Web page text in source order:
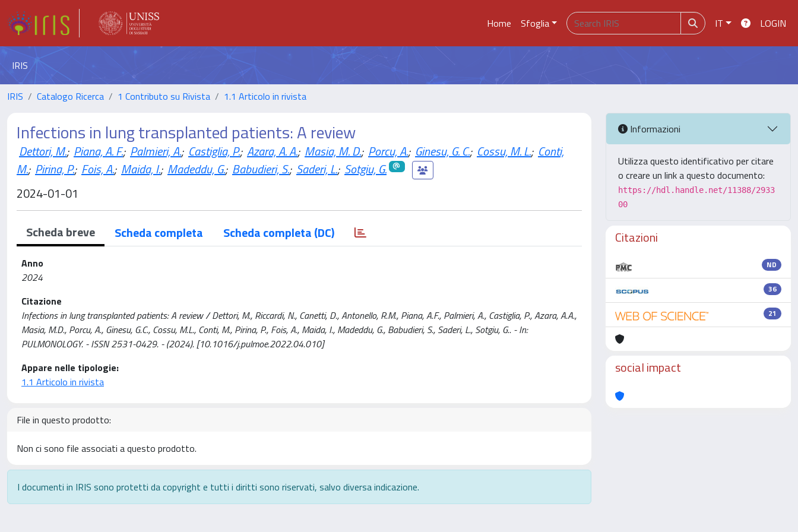
Home Sfoglia IT LOGIN
IRIS
IRIS Catalogo Ricerca 1 Contributo su Rivista 1.1 Articolo in rivista
Infections in lung transplanted patients: A review
Dettori, M.; Piana, A. F.; Palmieri, A.; Castiglia, P.; Azara, A. A.; Masia, M. D.; Porcu, A.; Ginesu, G. C.; Cossu, M. L.; Conti,
M.; Pirina, P.; Fois, A.; Maida, I.; Madeddu, G.; Babudieri, S.; Saderi, L.; Sotgiu, G.
2024-01-01
Scheda breve Scheda completa Scheda completa (DC)
Anno
2024
Citazione
Infections in lung transplanted patients: A review / Dettori, M., Riccardi, N., Canetti, D., Antonello, R.M., Piana, A.F., Palmieri, A., Castiglia, P., Azara, A.A.,
Masia, M.D., Porcu, A., Ginesu, G.C., Cossu, M.L., Conti, M., Pirina, P., Fois, A., Maida, I., Madeddu, G., Babudieri, S., Saderi, L., Sotgiu, G.. - In:
PULMONOLOGY. - ISSN 2531-0429. - (2024). [10.1016/j.pulmoe.2022.04.010]
Appare nelle tipologie:
1.1 Articolo in rivista
File in questo prodotto:
Non ci sono file associati a questo prodotto.
I documenti in IRIS sono protetti da copyright e tutti i diritti sono riservati, salvo diversa indicazione.
Informazioni
Utilizza questo identificativo per citare
o creare un link a questo documento:
https://hdl.handle.net/11388/2933
00
Citazioni
ND
36
21
social impact